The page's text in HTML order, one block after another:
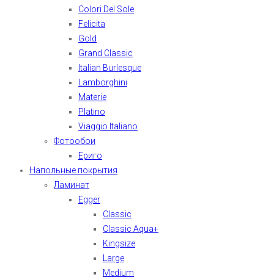
Colori Del Sole
Felicita
Gold
Grand Classic
Italian Burlesque
Lamborghini
Materie
Platino
Viaggio Italiano
Фотообои
Ериго
Напольные покрытия
Ламинат
Egger
Classic
Classic Aqua+
Kingsize
Large
Medium